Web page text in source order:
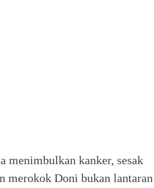
menimbulkan kanker, sesak
merokok Doni bukan lantaran